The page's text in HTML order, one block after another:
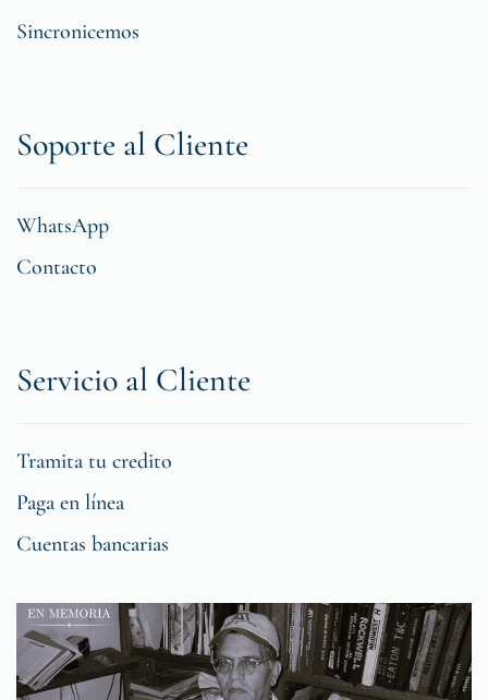
Sincronicemos
Soporte al Cliente
WhatsApp
Contacto
Servicio al Cliente
Tramita tu credito
Paga en línea
Cuentas bancarias